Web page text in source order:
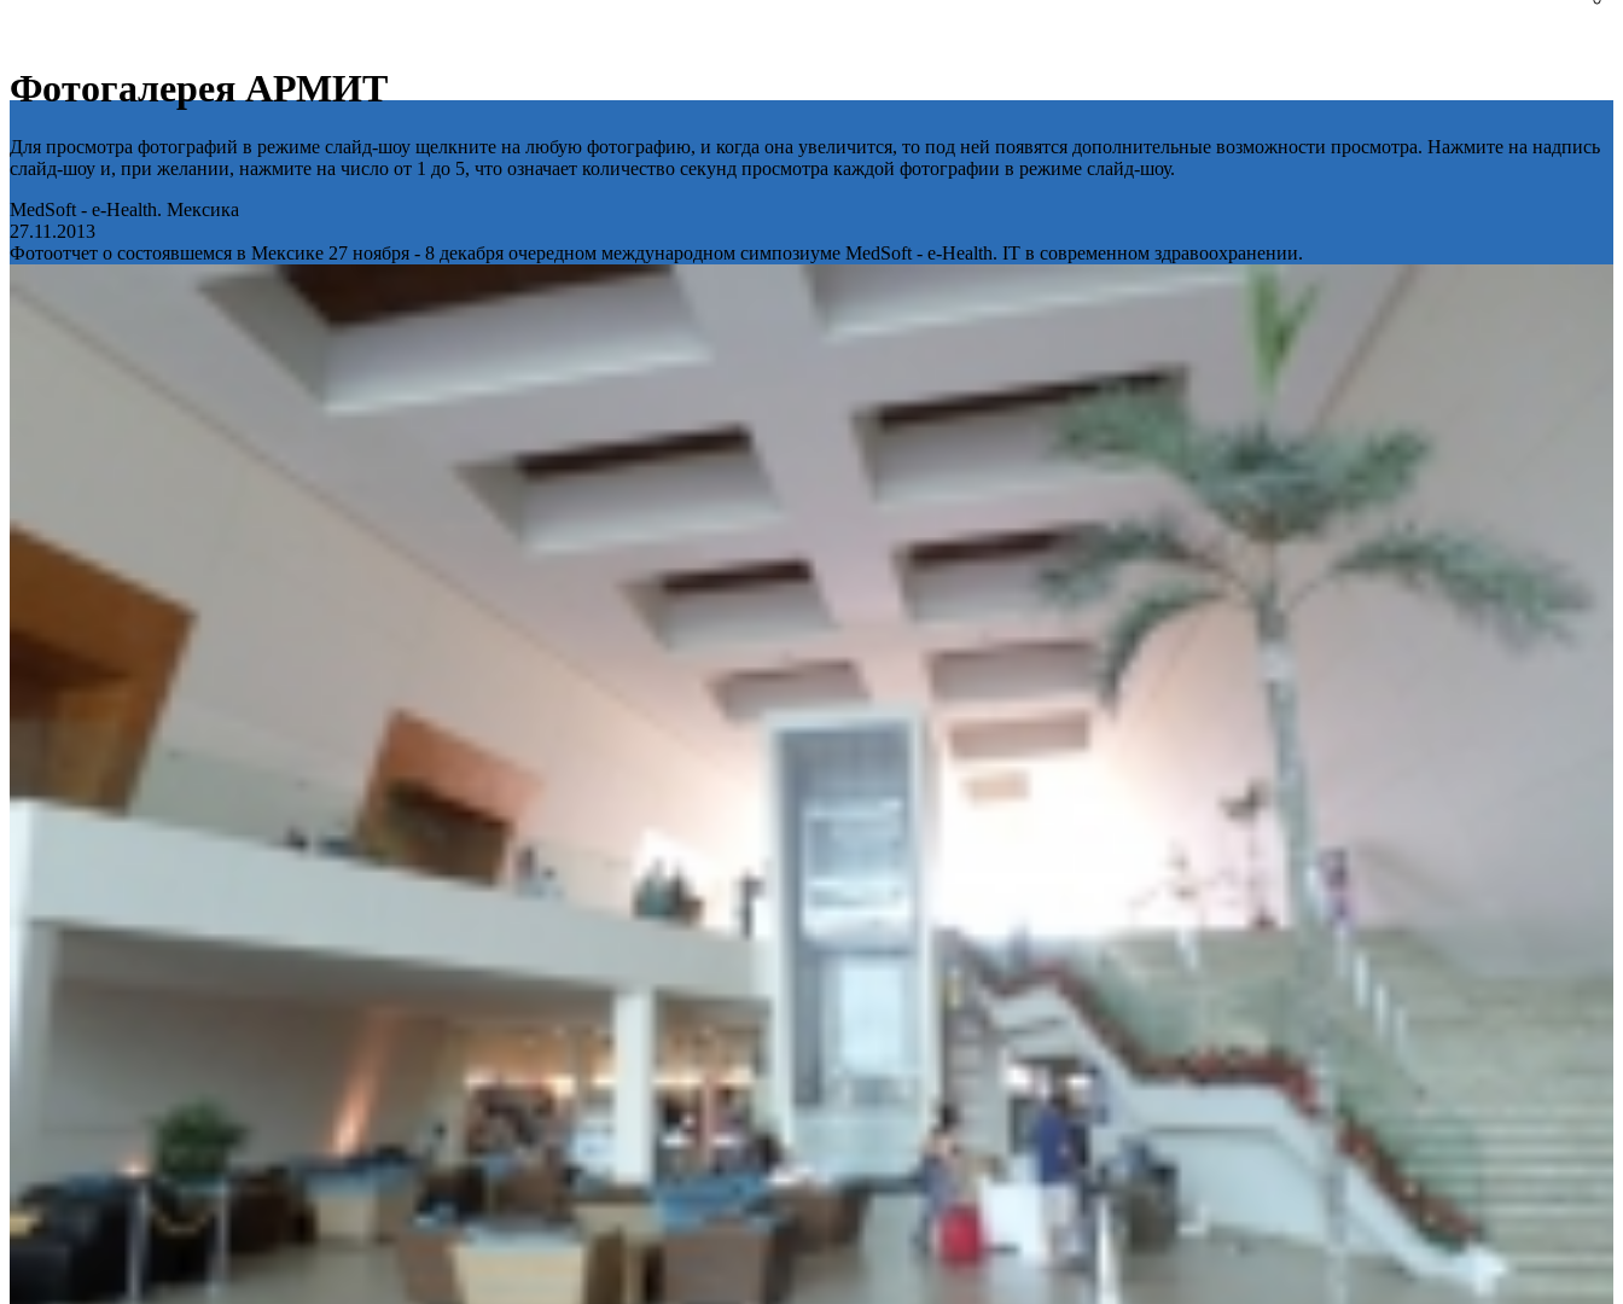
Фотогалерея АРМИТ
Для просмотра фотографий в режиме слайд-шоу щелкните на любую фотографию, и когда она увеличится, то под ней появятся дополнительные возможности просмотра. Нажмите на надпись
слайд-шоу и, при желании, нажмите на число от 1 до 5, что означает количество секунд просмотра каждой фотографии в режиме слайд-шоу.
MedSoft - e-Health. Мексика
27.11.2013
Фотоотчет о состоявшемся в Мексике 27 ноября - 8 декабря очередном международном симпозиуме MedSoft - e-Health. IT в современном здравоохранении.